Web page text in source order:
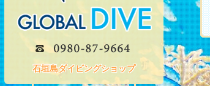
石垣島ダイビングショップ